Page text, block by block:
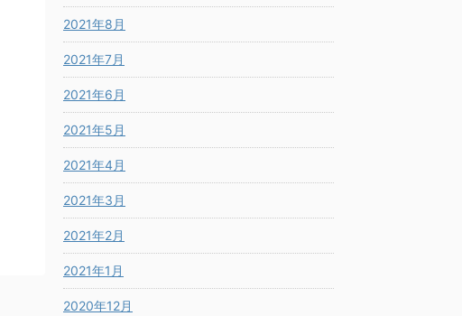
2021年8月
2021年7月
2021年6月
2021年5月
2021年4月
2021年3月
2021年2月
2021年1月
2020年12月